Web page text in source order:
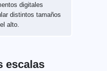
digitales
distintos tamaños
alto.
escalas